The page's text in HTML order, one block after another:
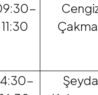
11:30
Şeyda